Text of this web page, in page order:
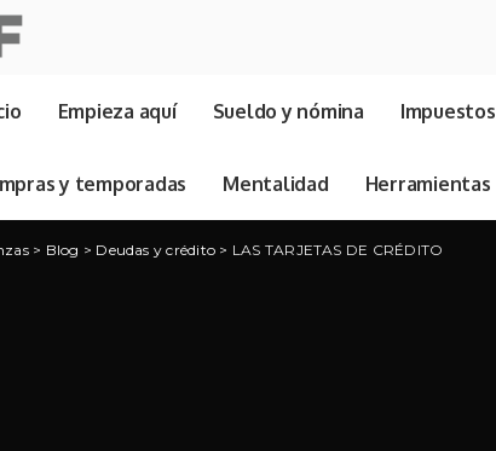
Empieza aquí Sueldo y nómina Impuestos
y temporadas Mentalidad Herramientas
> Blog > Deudas y crédito > LAS TARJETAS DE CRÉDITO